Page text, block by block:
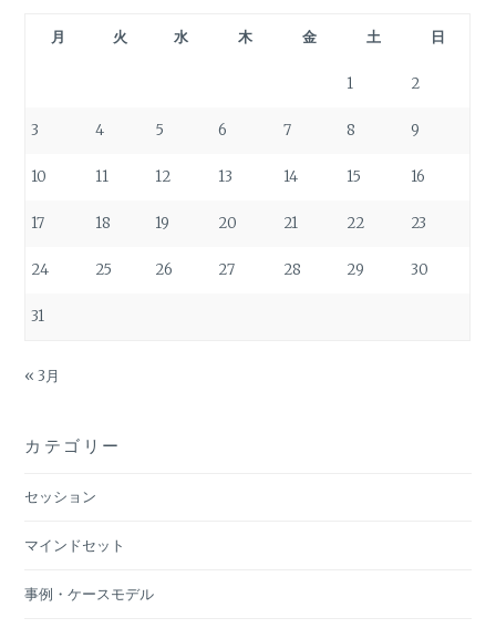
月 火 水 木 金 土 日
1 2
3 4 5 6 7 8 9
10 11 12 13 14 15 16
17 18 19 20 21 22 23
24 25 26 27 28 29 30
31
« 3月
カテゴリー
セッション
マインドセット
事例・ケースモデル